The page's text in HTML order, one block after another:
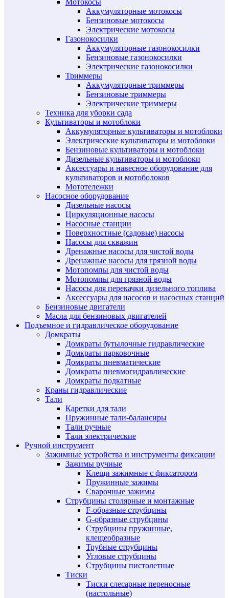
Аккумуляторные мотокосы
Бензиновые мотокосы
Электрические мотокосы
Газонокосилки
Аккумуляторные газонокосилки
Бензиновые газонокосилки
Электрические газонокосилки
Триммеры
Аккумуляторные триммеры
Бензиновые триммеры
Электрические триммеры
Техника для уборки сада
Культиваторы и мотоблоки
Аккумуляторные культиваторы и мотоблоки
Электрические культиваторы и мотоблоки
Бензиновые культиваторы и мотоблоки
Дизельные культиваторы и мотоблоки
Аксессуары и навесное оборудование для
культиваторов и мотоболоков
Мототележки
Насосное оборудование
Дизельные насосы
Циркуляционные насосы
Насосные станции
Поверхностные (садовые) насосы
Насосы для скважин
Дренажные насосы для чистой воды
Дренажные насосы для грязной воды
Мотопомпы для чистой воды
Мотопомпы для грязной воды
Насосы для перекачки дизельного топлива
Аксессуары для насосов и насосных станций
Бензиновые двигатели
Масла для бензиновых двигателей
Подъемное и гидравлическое оборудование
Домкраты
Домкраты бутылочные гидравлические
Домкраты парковочные
Домкраты пневматические
Домкраты пневмогидравлические
Домкраты подкатные
Краны гидравлические
Тали
Каретки для тали
Пружинные тали-балансиры
Тали ручные
Тали электрические
Ручной инструмент
Зажимные устройства и инструменты фиксации
Зажимы ручные
Клещи зажимные с фиксатором
Пружинные зажимы
Сварочные зажимы
Струбцины столярные и монтажные
F-образные струбцины
G-образные струбцины
Струбцины пружинные,
клещеобразные
Трубные струбцины
Угловые струбцины
Струбцины пистолетные
Тиски
Тиски слесарные переносные
(настольные)